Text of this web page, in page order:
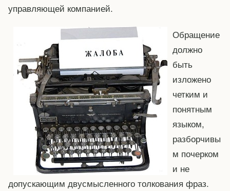
управляющей компанией.
Обращение
должно
быть
изложено
четким и
понятным
языком,
разборчивы
м почерком
и не
допускающим двусмысленного толкования фраз.